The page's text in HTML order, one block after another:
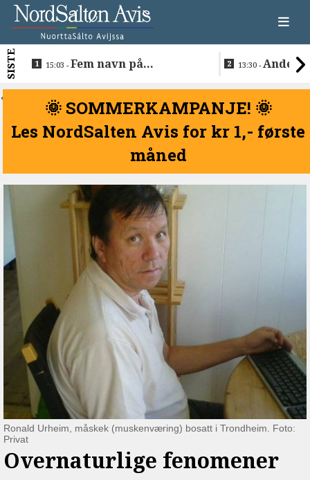
SISTE 15:03 -Fem navn på
i Sametinget
13:30 -Anders
Lakså
<
🌞 SOMMERKAMPANJE! 🌞
Les NordSalten Avis for kr 1,- første
måned
Ronald Urheim, måskek (muskenværing) bosatt i Trondheim. Foto:
Privat
Overnaturlige fenomener